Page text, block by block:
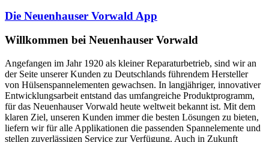
Die Neuenhauser Vorwald App
Willkommen bei Neuenhauser Vorwald
Angefangen im Jahr 1920 als kleiner Reparaturbetrieb, sind wir an
der Seite unserer Kunden zu Deutschlands führendem Hersteller
von Hülsenspannelementen gewachsen. In langjähriger, innovativer
Entwicklungsarbeit entstand das umfangreiche Produktprogramm,
für das Neuenhauser Vorwald heute weltweit bekannt ist. Mit dem
klaren Ziel, unseren Kunden immer die besten Lösungen zu bieten,
liefern wir für alle Applikationen die passenden Spannelemente und
stellen zuverlässigen Service zur Verfügung. Auch in Zukunft